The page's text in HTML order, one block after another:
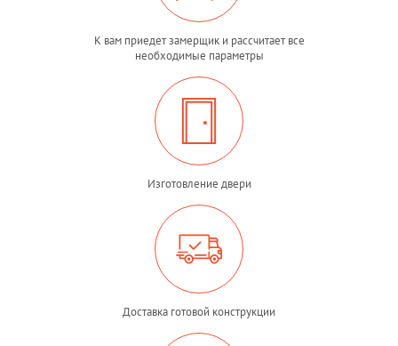
К вам приедет замерщик и рассчитает все
необходимые параметры
Изготовление двери
Доставка готовой конструкции